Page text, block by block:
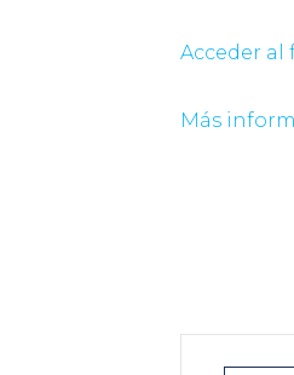
Acceder
Más